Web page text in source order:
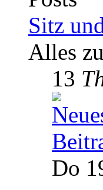
Sitz
Alles
13
Do